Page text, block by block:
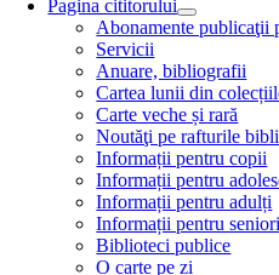
Pagina cititorului
Abonamente publicaţii
Servicii
Anuare, bibliografii
Cartea lunii din
Carte veche și rară
Noutăţi pe rafturile
Informații pentru copii
Informații pentru
Informații pentru adulți
Informații pentru seniori
Biblioteci publice
O carte pe zi